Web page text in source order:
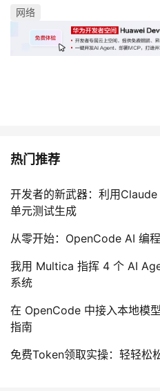
网络
热门推荐
开发者的新武器：利用
单元测试生成
从零开始：OpenCode AI 编
我用 Multica 指挥 4 个 AI
系统
在 OpenCode 中接入本地模
指南
免费Token领取实操：轻轻松